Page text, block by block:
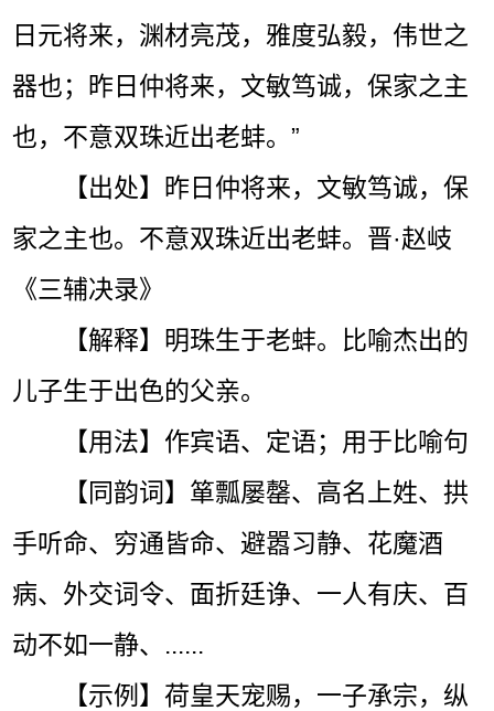
日元将来，渊材亮茂，雅度弘毅，伟世之
器也；昨日仲将来，文敏笃诚，保家之主
也，不意双珠近出老蚌。”
【出处】昨日仲将来，文敏笃诚，保
家之主也。不意双珠近出老蚌。晋·赵岐
《三辅决录》
【解释】明珠生于老蚌。比喻杰出的
儿子生于出色的父亲。
【用法】作宾语、定语；用于比喻句
【同韵词】箪瓢屡罄、高名上姓、拱
手听命、穷通皆命、避嚣习静、花魔酒
病、外交词令、面折廷诤、一人有庆、百
动不如一静、......
【示例】荷皇天宠赐，一子承宗，纵